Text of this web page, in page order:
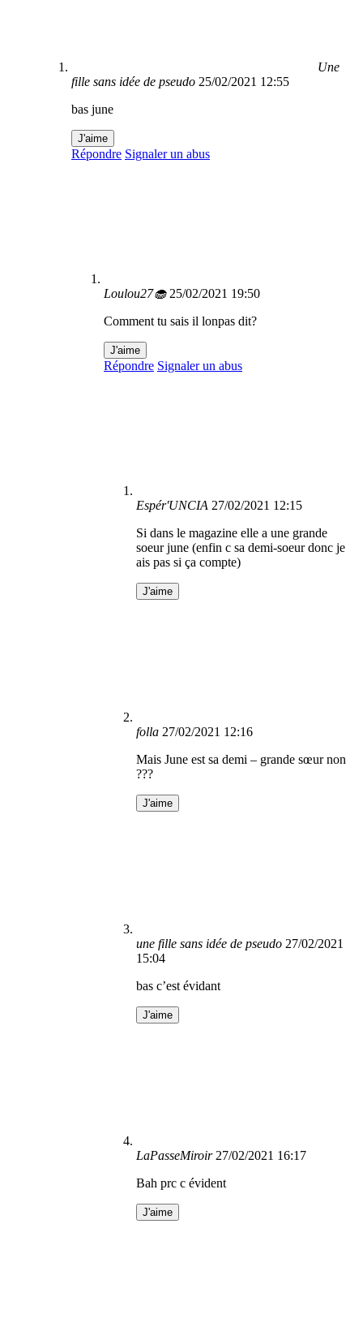
Une
fille sans idée de pseudo 25/02/2021 12:55
bas june
J'aime
Répondre Signaler un abus
Loulou27🧁 25/02/2021 19:50
Comment tu sais il lonpas dit?
J'aime
Répondre Signaler un abus
Espér'UNCIA 27/02/2021 12:15
Si dans le magazine elle a une grande
soeur june (enfin c sa demi-soeur donc je
ais pas si ça compte)
J'aime
folla 27/02/2021 12:16
Mais June est sa demi – grande sœur non
???
J'aime
une fille sans idée de pseudo 27/02/2021
15:04
bas c’est évidant
J'aime
LaPasseMiroir 27/02/2021 16:17
Bah prc c évident
J'aime